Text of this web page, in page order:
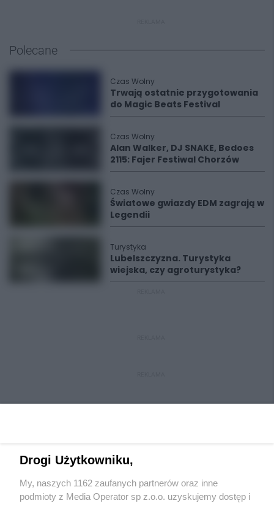
Polecane
Czas Wolny
Trwają ostatnie przygotowania
do Magic Beats Festival
Czas Wolny
Alan Walker, DJ SNAKE, Bedoes
2115: Fajer Festiwal Chorzów
Czas Wolny
Światowe gwiazdy EDM zagrają w
Legendii
Turystyka
Lubelszczyzna. Turystyka
wiejska, czy agroturystyka?
Wydawca mediówlokalnych
Drogi Użytkowniku,
My, naszych 1162 zaufanych partnerów oraz inne
podmioty z Media Operator sp z.o.o. uzyskujemy dostęp i